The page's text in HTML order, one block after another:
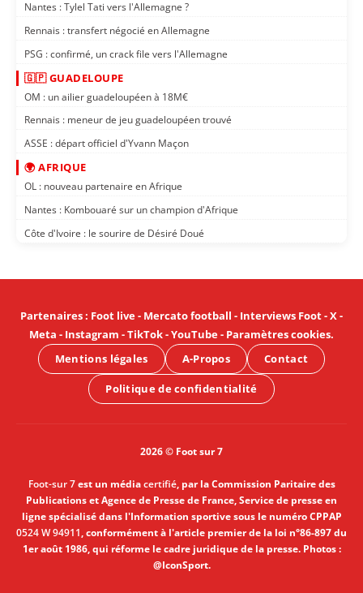
Nantes : Tylel Tati vers l'Allemagne ?
Rennais : transfert négocié en Allemagne
PSG : confirmé, un crack file vers l'Allemagne
🇬🇵 GUADELOUPE
OM : un ailier guadeloupéen à 18M€
Rennais : meneur de jeu guadeloupéen trouvé
ASSE : départ officiel d'Yvann Maçon
🌍 AFRIQUE
OL : nouveau partenaire en Afrique
Nantes : Kombouaré sur un champion d'Afrique
Côte d'Ivoire : le sourire de Désiré Doué
Partenaires: Foot live- Mercato football - Interviews Foot-X-
Meta - Instagram -TikTok-YouTube- Paramètres cookies.
Mentions légales
A-Propos Contact
Politique de confidentialité
2026 © Foot sur 7
Foot-sur 7est un médiacertifié, par la Commission Paritaire des
Publications et Agence de Presse de France, Service de presse en
ligne spécialisé dans l'Information sportive sous le numéro CPPAP
0524 W 94911, conformément à l'article premier de la loi n°86-897 du
1er août 1986, qui réforme le cadre juridique de la presse. Photos :
@IconSport.